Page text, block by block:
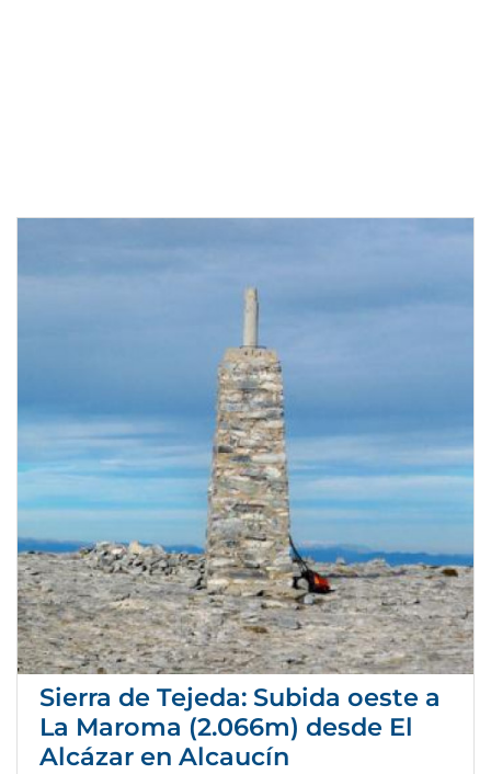
Sierra de Tejeda: Subida oeste a
La Maroma (2.066m) desde El
Alcázar en Alcaucín